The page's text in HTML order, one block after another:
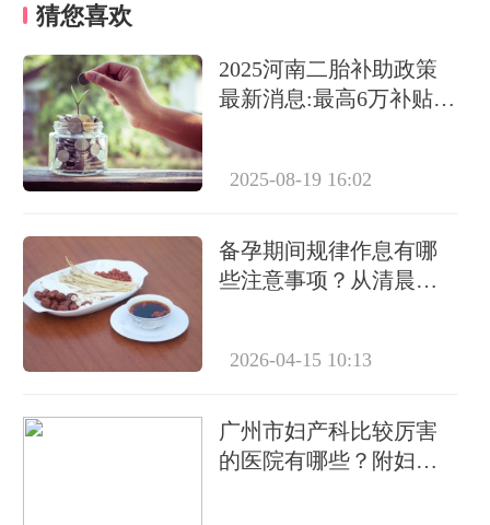
猜您喜欢
2025河南二胎补助政策
最新消息:最高6万补贴如
2025-08-19 16:02
备孕期间规律作息有哪
些注意事项？从清晨到
2026-04-15 10:13
广州市妇产科比较厉害
的医院有哪些？附妇产